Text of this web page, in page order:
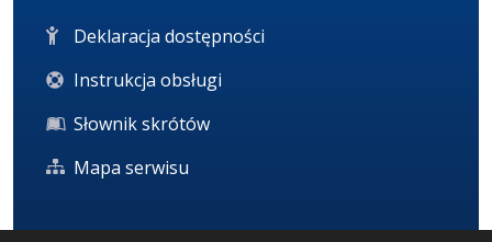
Deklaracja dostępności
Instrukcja obsługi
Słownik skrótów
Mapa serwisu